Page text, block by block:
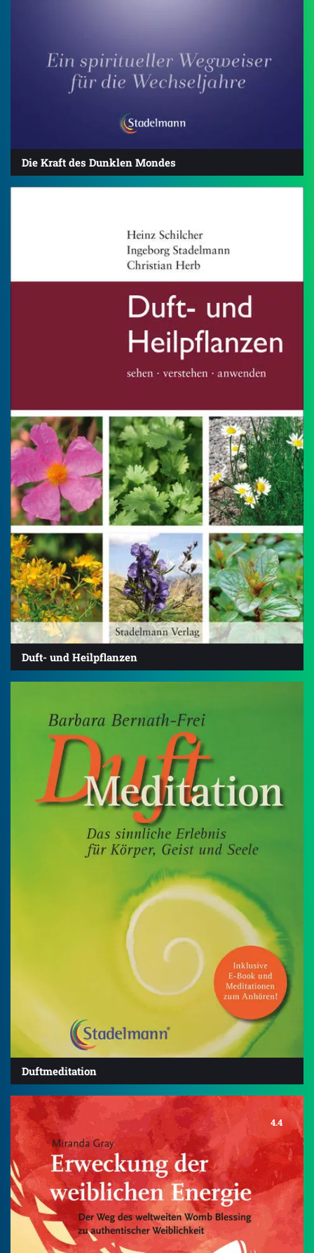
Die Kraft des Dunklen Mondes
Duft- und Heilpflanzen
Duftmeditation
4.4